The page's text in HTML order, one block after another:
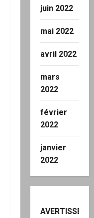
juin 2022
mai 2022
avril 2022
mars
2022
février
2022
janvier
2022